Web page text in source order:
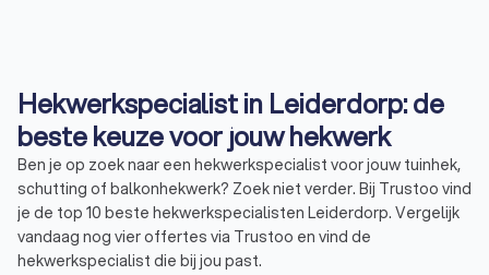
Hekwerkspecialist in Leiderdorp: de
beste keuze voor jouw hekwerk
Ben je op zoek naar een hekwerkspecialist voor jouw tuinhek,
schutting of balkonhekwerk? Zoek niet verder. Bij Trustoo vind
je de top 10 beste hekwerkspecialisten Leiderdorp. Vergelijk
vandaag nog vier offertes via Trustoo en vind de
hekwerkspecialist die bij jou past.